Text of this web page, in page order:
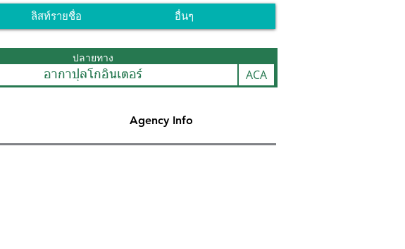
ลิสท์รายชื่อ อื่นๆ
ปลายทาง
ACA
อากาปุลโกอินเตอร์
Agency Info